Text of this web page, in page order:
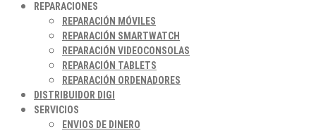
REPARACIONES
REPARACIÓN MÓVILES
REPARACIÓN SMARTWATCH
REPARACIÓN VIDEOCONSOLAS
REPARACIÓN TABLETS
REPARACIÓN ORDENADORES
DISTRIBUIDOR DIGI
SERVICIOS
ENVIOS DE DINERO